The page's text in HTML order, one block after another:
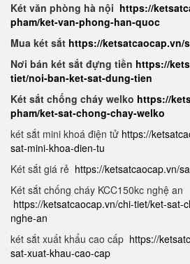
Két văn phòng hà nội https://
pham/ket-van-phong-han-quoc
Mua két sắt https://ketsatcaocap.vn/
Nơi bán két sắt đựng tiền https://
tiet/noi-ban-ket-sat-dung-tien
Két sắt chống cháy welko https://
pham/ket-sat-chong-chay-welko
két sắt mini khoá điện tử https://
sat-mini-khoa-dien-tu
Két sắt giá rẻ https://ketsatcaocap.vn/
Két sắt chống cháy KCC150kc nghệ an
https://ketsatcaocap.vn/chi-tiet/ket-sat-
nghe-an
két sắt xuất khẩu cao cấp https://
sat-xuat-khau-cao-cap